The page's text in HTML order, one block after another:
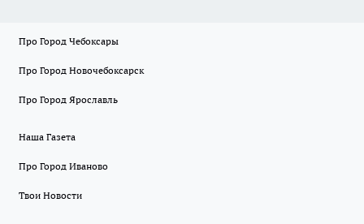
Про Город Чебоксары
Про Город Новочебоксарск
Про Город Ярославль
Наша Газета
Про Город Иваново
Твои Новости